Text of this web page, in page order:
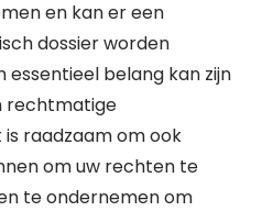
en kan er een
dossier worden
belang kan zijn
rechtmatige
raadzaam om ook
om uw rechten te
te ondernemen om